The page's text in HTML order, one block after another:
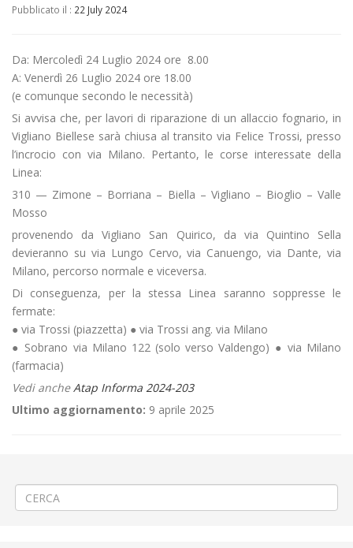
Pubblicato il : 22 July 2024
Da: Mercoledì 24 Luglio 2024 ore 8.00
A: Venerdì 26 Luglio 2024 ore 18.00
(e comunque secondo le necessità)
Si avvisa che, per lavori di riparazione di un allaccio fognario, in
Vigliano Biellese sarà chiusa al transito via Felice Trossi, presso
l’incrocio con via Milano. Pertanto, le corse interessate della
Linea:
310 — Zimone – Borriana – Biella – Vigliano – Bioglio – Valle
Mosso
provenendo da Vigliano San Quirico, da via Quintino Sella
devieranno su via Lungo Cervo, via Canuengo, via Dante, via
Milano, percorso normale e viceversa.
Di conseguenza, per la stessa Linea saranno soppresse le
fermate:
● via Trossi (piazzetta) ● via Trossi ang. via Milano
● Sobrano via Milano 122 (solo verso Valdengo) ● via Milano
(farmacia)
Vedi ancheAtap Informa 2024-203
Ultimo aggiornamento: 9 aprile 2025